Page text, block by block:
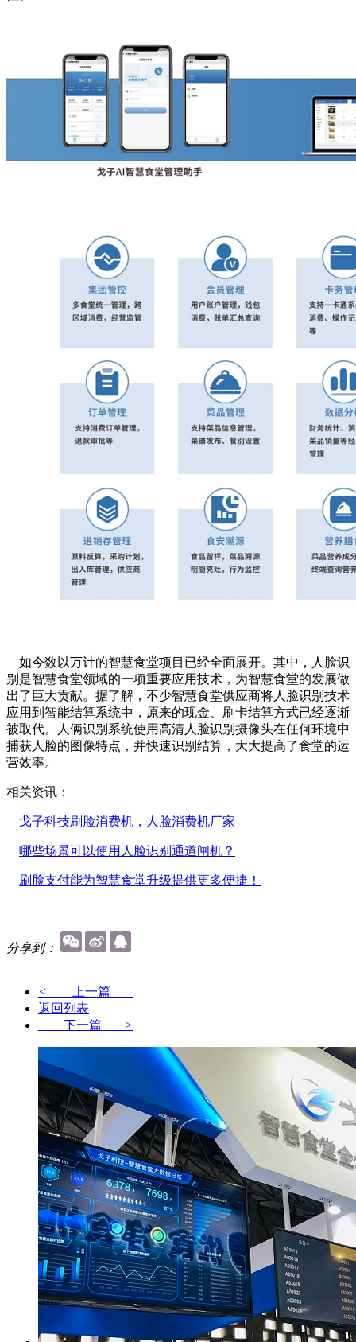
如今数以万计的智慧食堂项目已经全面展开。其中，人脸识
别是智慧食堂领域的一项重要应用技术，为智慧食堂的发展做
出了巨大贡献。据了解，不少智慧食堂供应商将人脸识别技术
应用到智能结算系统中，原来的现金、刷卡结算方式已经逐渐
被取代。人俩识别系统使用高清人脸识别摄像头在任何环境中
捕获人脸的图像特点，并快速识别结算，大大提高了食堂的运
营效率。
相关资讯：
戈子科技刷脸消费机，人脸消费机厂家
哪些场景可以使用人脸识别通道闸机？
刷脸支付能为智慧食堂升级提供更多便捷！
分享到：
< 上一篇
返回列表
下一篇 >